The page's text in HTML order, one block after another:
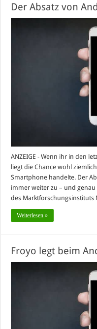
Der Absatz von
ANZEIGE - Wenn ihr in den
liegt die Chance wohl
Smartphone handelte. Der
immer weiter zu – und
des
Weiterlesen »
Froyo legt beim